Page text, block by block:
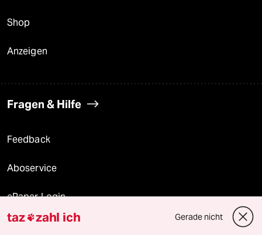
Shop
Anzeigen
Fragen & Hilfe
Feedback
Aboservice
ePaper Login
Downloads für Abonnierende
taz zahl ich Gerade nicht